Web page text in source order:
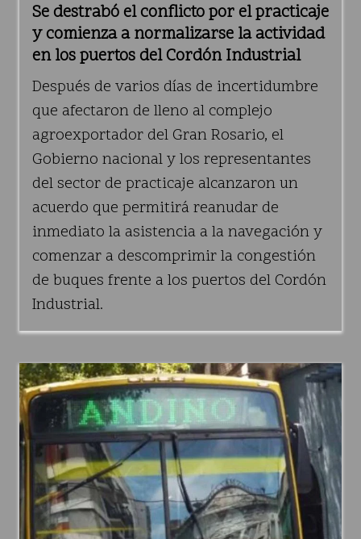
Se destrabó el conflicto por el practicaje
y comienza a normalizarse la actividad
en los puertos del Cordón Industrial
Después de varios días de incertidumbre
que afectaron de lleno al complejo
agroexportador del Gran Rosario, el
Gobierno nacional y los representantes
del sector de practicaje alcanzaron un
acuerdo que permitirá reanudar de
inmediato la asistencia a la navegación y
comenzar a descomprimir la congestión
de buques frente a los puertos del Cordón
Industrial.